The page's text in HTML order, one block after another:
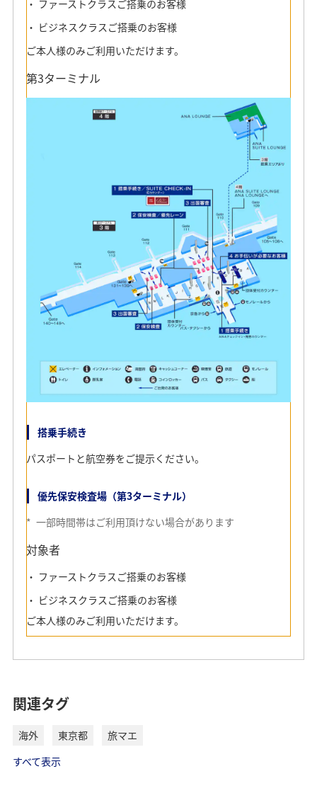
要です。
ファーストクラスご搭乗のお客様
ビジネスクラスご搭乗のお客様
ご本人様のみご利用いただけます。
第3ターミナル
搭乗手続き
パスポートと航空券をご提示ください。
優先保安検査場（第3ターミナル）
* 一部時間帯はご利用頂けない場合があります
対象者
ファーストクラスご搭乗のお客様
ビジネスクラスご搭乗のお客様
ご本人様のみご利用いただけます。
関連タグ
海外 東京都
旅マエ
すべて表示